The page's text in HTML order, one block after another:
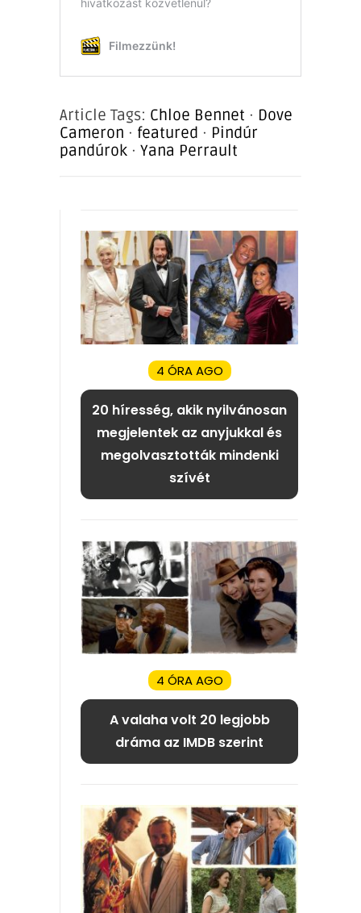
Article Tags: Chloe Bennet · Dove
Cameron · featured · Pindúr
pandúrok · Yana Perrault
4 ÓRA AGO
20 híresség, akik nyilvánosan
megjelentek az anyjukkal és
megolvasztották mindenki
szívét
4 ÓRA AGO
A valaha volt 20 legjobb
dráma az IMDB szerint